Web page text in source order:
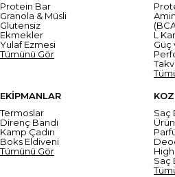
Protein Bar
Granola & Müsli
Glutensiz
Ekmekler
Yulaf Ezmesi
Tümünü Gör
L
Güç
EKİPMANLAR
Termoslar
Direnç Bandı
Kamp Çadırı
Boks Eldiveni
Tümünü Gör
Saç
Saç